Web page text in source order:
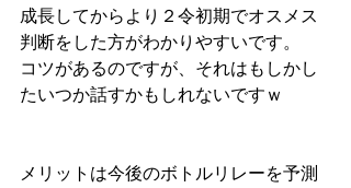
成長してからより２令初期でオスメス
判断をした方がわかりやすいです。
コツがあるのですが、それはもしかし
たいつか話すかもしれないですｗ
メリットは今後のボトルリレーを予測